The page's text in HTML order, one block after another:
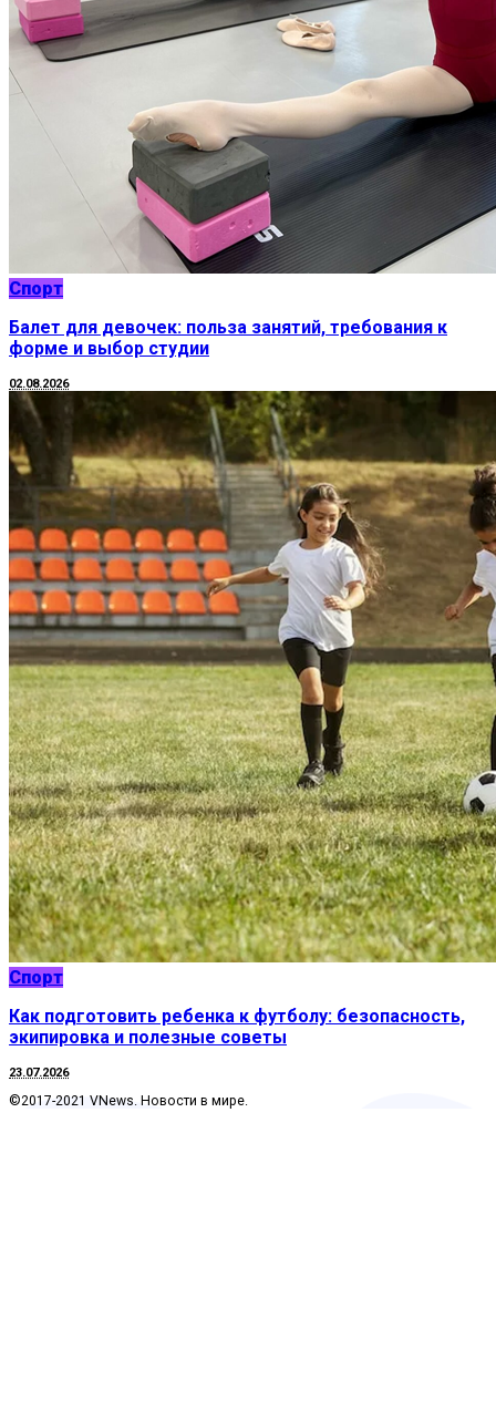
Спорт
Балет для девочек: польза занятий, требования к
форме и выбор студии
02.08.2026
Спорт
Как подготовить ребенка к футболу: безопасность,
экипировка и полезные советы
23.07.2026
©2017-2021 VNews. Новости в мире.